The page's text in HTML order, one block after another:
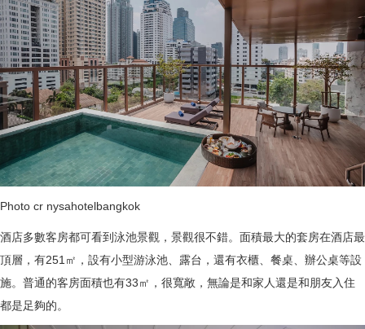
Photo cr nysahotelbangkok
酒店多數客房都可看到泳池景觀，景觀很不錯。面積最大的套房在酒店最
頂層，有251㎡，設有小型游泳池、露台，還有衣櫃、餐桌、辦公桌等設
施。普通的客房面積也有33㎡，很寬敞，無論是和家人還是和朋友入住
都是足夠的。